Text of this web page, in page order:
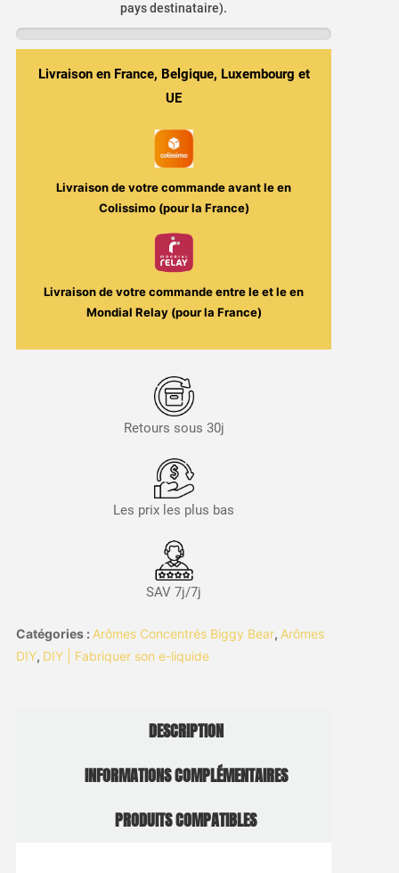
Rouges
Grenade
Fraises
pays destinataire).
Livraison en France, Belgique, Luxembourg et
UE
Livraison de votre commande avant leen
Colissimo (pour la France)
Livraison de votre commande entre leet leen
Mondial Relay (pour la France)
Retours sous 30j
Les prix les plus bas
SAV 7j/7j
Catégories : Arômes Concentrés Biggy Bear, Arômes
DIY, DIY | Fabriquer son e-liquide
DESCRIPTION
INFORMATIONS COMPLÉMENTAIRES
PRODUITS COMPATIBLES